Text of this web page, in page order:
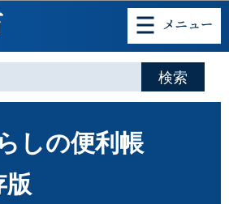
ージの本文へ移動
しの便利帳